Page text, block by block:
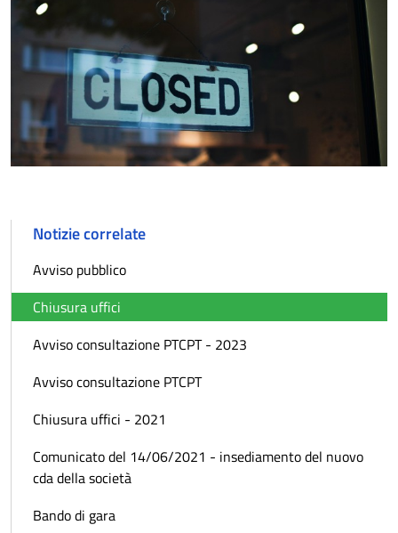
Notizie correlate
Avviso pubblico
Chiusura uffici
Avviso consultazione PTCPT - 2023
Avviso consultazione PTCPT
Chiusura uffici - 2021
Comunicato del 14/06/2021 - insediamento del nuovo
cda della società
Bando di gara